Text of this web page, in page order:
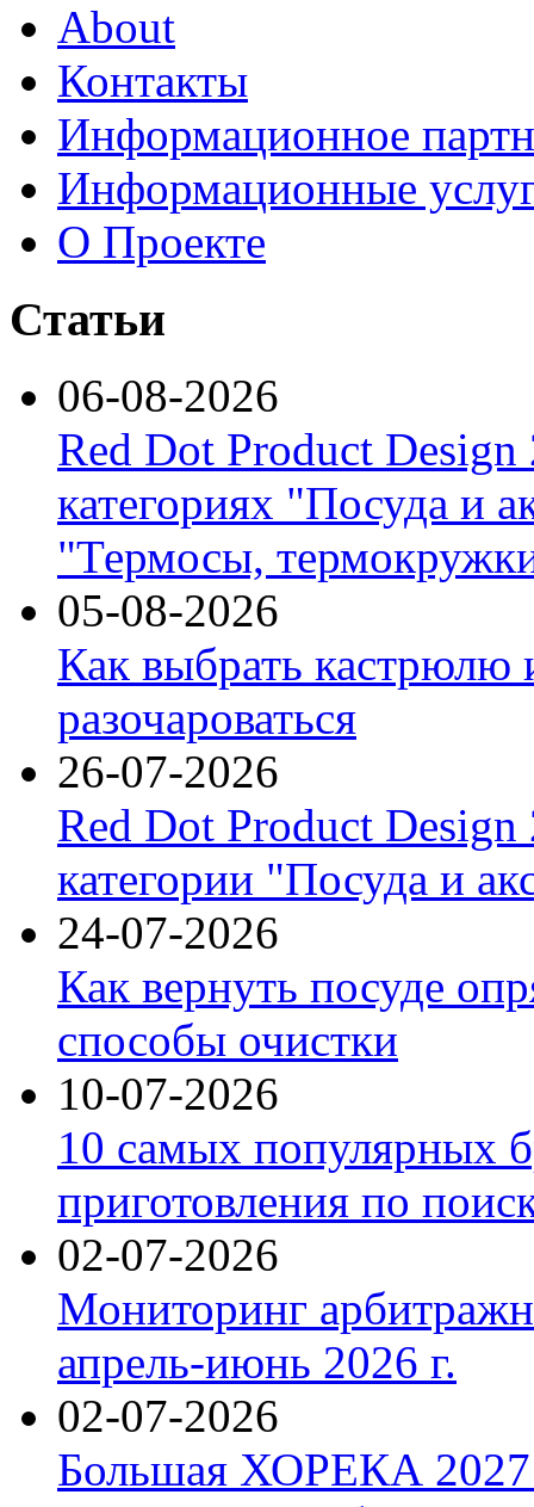
About
Контакты
Информационное
Информационные
О Проекте
Статьи
06-08-2026
Red Dot Product Design
категориях "Посуда и
"Термосы,
05-08-2026
Как выбрать кастрюлю
разочароваться
26-07-2026
Red Dot Product Design
категории "Посуда и
24-07-2026
Как вернуть посуде
способы очистки
10-07-2026
10 самых популярных
приготовления по
02-07-2026
Мониторинг
апрель-июнь 2026 г.
02-07-2026
Большая ХОРЕКА 2027: